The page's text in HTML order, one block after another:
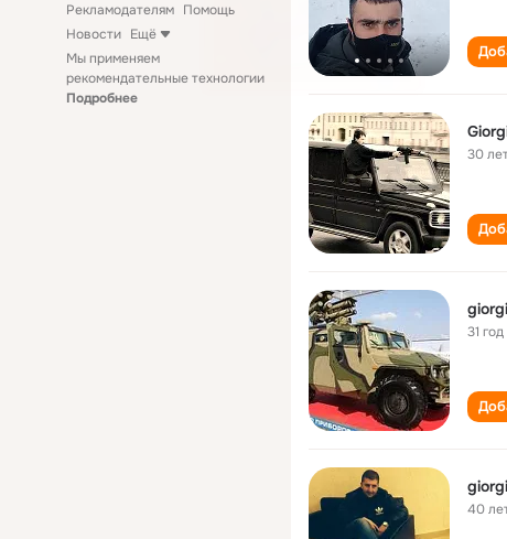
Рекламодателям Помощь
Новости Ещё
Мы применяем
рекомендательные технологии
Подробнее
30
31 год
40